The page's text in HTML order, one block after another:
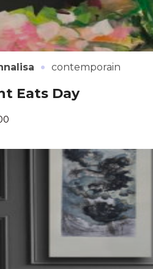
· contemporain
Eats Day